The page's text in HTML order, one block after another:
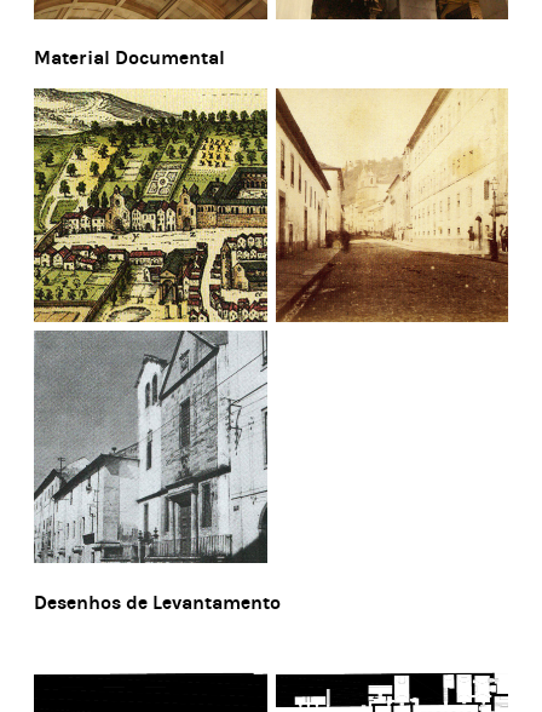
Material Documental
Desenhos de Levantamento